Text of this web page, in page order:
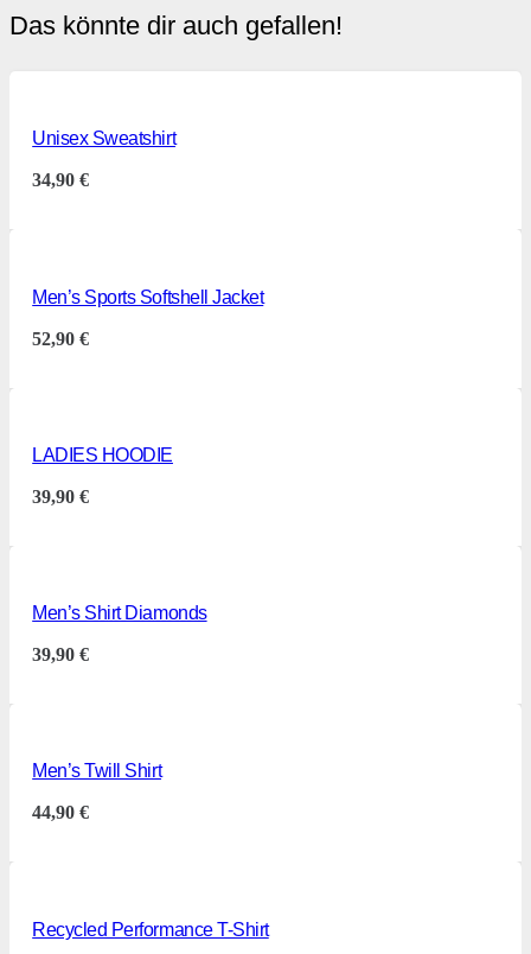
Das könnte dir auch gefallen!
Unisex Sweatshirt
34,90€
Men’s Sports Softshell Jacket
52,90€
LADIES HOODIE
39,90€
Men’s Shirt Diamonds
39,90€
Men’s Twill Shirt
44,90€
Recycled Performance T-Shirt